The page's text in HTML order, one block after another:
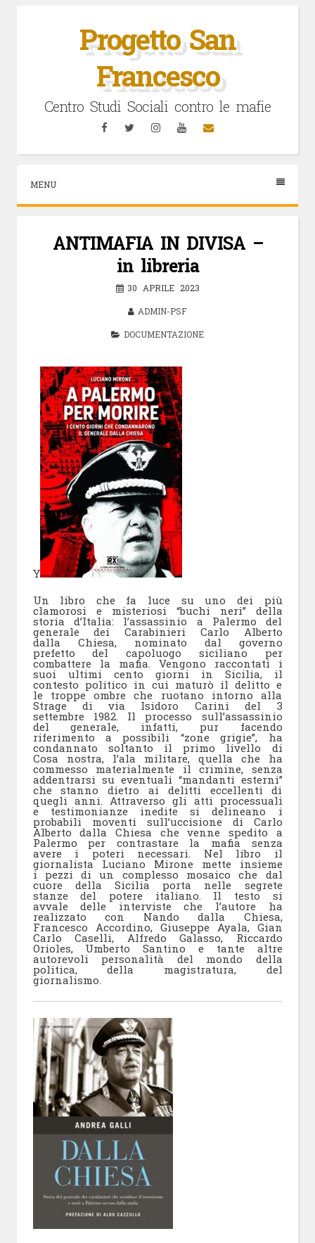
Progetto San
Francesco
Centro Studi Sociali contro le mafie
FacebookTwitterInstagramYouTubeEmail
MENU
ANTIMAFIA IN DIVISA –
in libreria
30 APRILE 2023
ADMIN-PSF
DOCUMENTAZIONE
Y
Un libro che fa luce su uno dei più
clamorosi e misteriosi “buchi neri” della
storia d’Italia: l’assassinio a Palermo del
generale dei Carabinieri Carlo Alberto
dalla Chiesa, nominato dal governo
prefetto del capoluogo siciliano per
combattere la mafia. Vengono raccontati i
suoi ultimi cento giorni in Sicilia, il
contesto politico in cui maturò il delitto e
le troppe ombre che ruotano intorno alla
Strage di via Isidoro Carini del 3
settembre 1982. Il processo sull’assassinio
del generale, infatti, pur facendo
riferimento a possibili “zone grigie”, ha
condannato soltanto il primo livello di
Cosa nostra, l’ala militare, quella che ha
commesso materialmente il crimine, senza
addentrarsi su eventuali “mandanti esterni”
che stanno dietro ai delitti eccellenti di
quegli anni. Attraverso gli atti processuali
e testimonianze inedite si delineano i
probabili moventi sull’uccisione di Carlo
Alberto dalla Chiesa che venne spedito a
Palermo per contrastare la mafia senza
avere i poteri necessari. Nel libro il
giornalista Luciano Mirone mette insieme
i pezzi di un complesso mosaico che dal
cuore della Sicilia porta nelle segrete
stanze del potere italiano. Il testo si
avvale delle interviste che l’autore ha
realizzato con Nando dalla Chiesa,
Francesco Accordino, Giuseppe Ayala, Gian
Carlo Caselli, Alfredo Galasso, Riccardo
Orioles, Umberto Santino e tante altre
autorevoli personalità del mondo della
politica, della magistratura, del
giornalismo.